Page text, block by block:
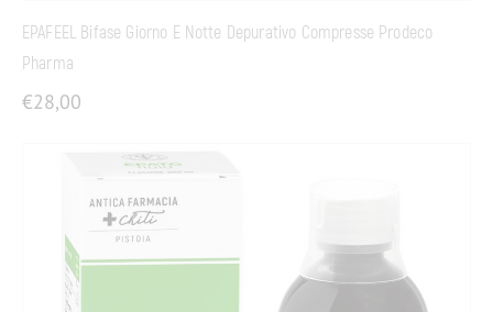
EPAFEEL Bifase Giorno E Notte Depurativo Compresse Prodeco
Pharma
€28,00